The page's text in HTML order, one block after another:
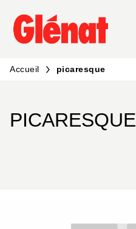
MENU RECHERCHE
PIED DE PAGE
Accueil picaresque
PICARESQUE